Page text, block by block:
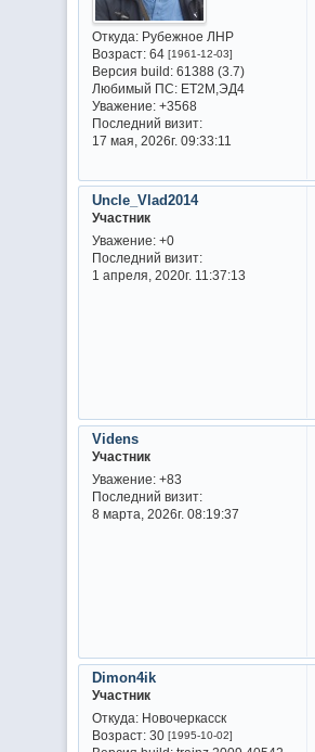
Откуда:Рубежное ЛНР
Возраст:64 [1961-12-03]
Версия build:61388 (3.7)
Любимый ПС:ET2M,ЭД4
Уважение: +3568
Последний визит:
17 мая, 2026г. 09:33:11
Uncle_Vlad2014
Участник
Уважение: +0
Последний визит:
1 апреля, 2020г. 11:37:13
Videns
Участник
Уважение: +83
Последний визит:
8 марта, 2026г. 08:19:37
Dimon4ik
Участник
Откуда:Новочеркасск
Возраст:30 [1995-10-02]